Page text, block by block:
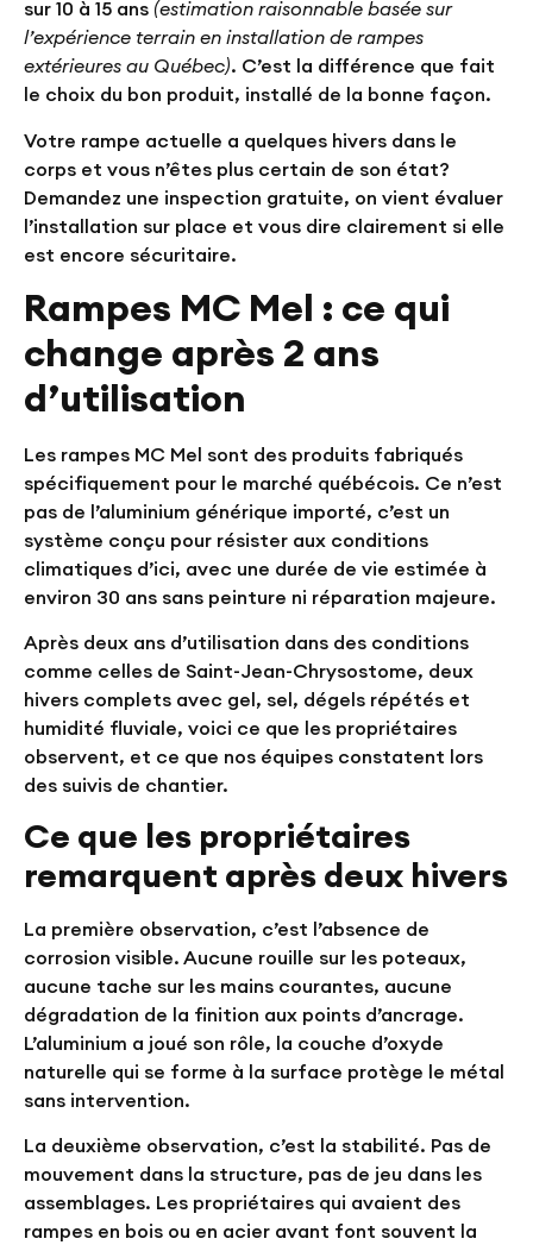
sur 10 à 15 ans (estimation raisonnable basée sur
l’expérience terrain en installation de rampes
extérieures au Québec). C’est la différence que fait
le choix du bon produit, installé de la bonne façon.
Votre rampe actuelle a quelques hivers dans le
corps et vous n’êtes plus certain de son état?
Demandez une inspection gratuite, on vient évaluer
l’installation sur place et vous dire clairement si elle
est encore sécuritaire.
Rampes MC Mel : ce qui
change après 2 ans
d’utilisation
Les rampes MC Mel sont des produits fabriqués
spécifiquement pour le marché québécois. Ce n’est
pas de l’aluminium générique importé, c’est un
système conçu pour résister aux conditions
climatiques d’ici, avec une durée de vie estimée à
environ 30 ans sans peinture ni réparation majeure.
Après deux ans d’utilisation dans des conditions
comme celles de Saint-Jean-Chrysostome, deux
hivers complets avec gel, sel, dégels répétés et
humidité fluviale, voici ce que les propriétaires
observent, et ce que nos équipes constatent lors
des suivis de chantier.
Ce que les propriétaires
remarquent après deux hivers
La première observation, c’est l’absence de
corrosion visible. Aucune rouille sur les poteaux,
aucune tache sur les mains courantes, aucune
dégradation de la finition aux points d’ancrage.
L’aluminium a joué son rôle, la couche d’oxyde
naturelle qui se forme à la surface protège le métal
sans intervention.
La deuxième observation, c’est la stabilité. Pas de
mouvement dans la structure, pas de jeu dans les
assemblages. Les propriétaires qui avaient des
rampes en bois ou en acier avant font souvent la